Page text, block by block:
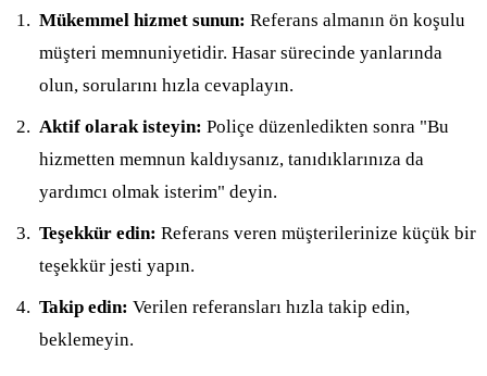
Mükemmel hizmet sunun: Referans almanın ön koşulu
müşteri memnuniyetidir. Hasar sürecinde yanlarında
olun, sorularını hızla cevaplayın.
Aktif olarak isteyin: Poliçe düzenledikten sonra "Bu
hizmetten memnun kaldıysanız, tanıdıklarınıza da
yardımcı olmak isterim" deyin.
Teşekkür edin: Referans veren müşterilerinize küçük bir
teşekkür jesti yapın.
Takip edin: Verilen referansları hızla takip edin,
beklemeyin.